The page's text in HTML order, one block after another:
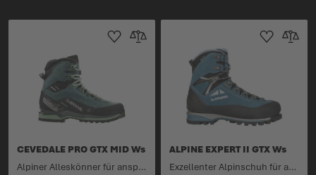
CEVEDALE PRO GTX MID Ws
Alpiner Alleskönner für anspruchsvolle Touren.
Zur Wunschliste hinzufügen
Zur Vergleichsliste hinzufügen
ALPINE EXPERT II GTX Ws
Exzellenter Alpinschuh für anspruchsvolle Touren.
Zur Zur